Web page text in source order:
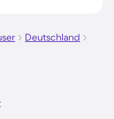
Deutschland